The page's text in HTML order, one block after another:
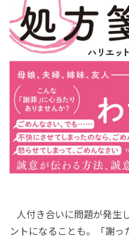
人付き合いに問題が発生
ントになることも。「謝